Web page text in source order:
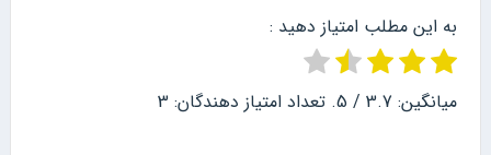
به این مطلب امتیاز دهید :
میانگین: 3.7 / 5. تعداد امتیاز دهندگان: 3